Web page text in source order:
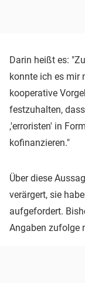
Darin heißt es:
konnte ich es mir
kooperative
festzuhalten,
,'erroristen' in
kofinanzieren."
Über diese
verärgert, sie
aufgefordert.
Angaben zufolge